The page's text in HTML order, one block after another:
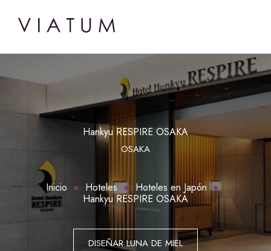
Hankyu RESPIRE OSAKA
OSAKA
Inicio Hoteles
Hoteles en Japón
Hankyu RESPIRE OSAKA
DISEÑAR LUNA DE MIEL